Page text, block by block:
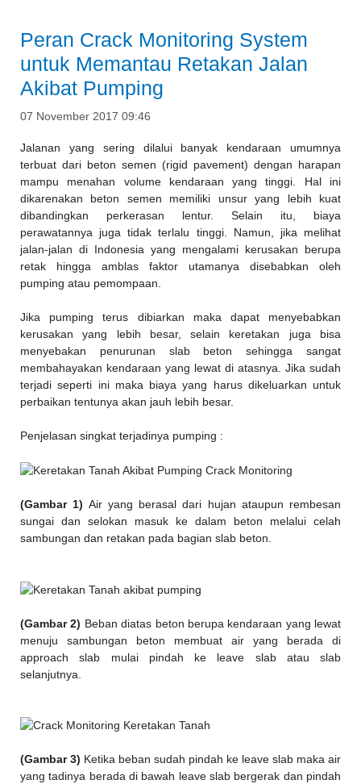
Peran Crack Monitoring System
untuk Memantau Retakan Jalan
Akibat Pumping
07 November 2017 09:46
Jalanan yang sering dilalui banyak kendaraan umumnya
terbuat dari beton semen (rigid pavement) dengan harapan
mampu menahan volume kendaraan yang tinggi. Hal ini
dikarenakan beton semen memiliki unsur yang lebih kuat
dibandingkan perkerasan lentur. Selain itu, biaya
perawatannya juga tidak terlalu tinggi. Namun, jika melihat
jalan-jalan di Indonesia yang mengalami kerusakan berupa
retak hingga amblas faktor utamanya disebabkan oleh
pumping atau pemompaan.
Jika pumping terus dibiarkan maka dapat menyebabkan
kerusakan yang lebih besar, selain keretakan juga bisa
menyebakan penurunan slab beton sehingga sangat
membahayakan kendaraan yang lewat di atasnya. Jika sudah
terjadi seperti ini maka biaya yang harus dikeluarkan untuk
perbaikan tentunya akan jauh lebih besar.
Penjelasan singkat terjadinya pumping :
(Gambar 1) Air yang berasal dari hujan ataupun rembesan
sungai dan selokan masuk ke dalam beton melalui celah
sambungan dan retakan pada bagian slab beton.
(Gambar 2) Beban diatas beton berupa kendaraan yang lewat
menuju sambungan beton membuat air yang berada di
approach slab mulai pindah ke leave slab atau slab
selanjutnya.
(Gambar 3) Ketika beban sudah pindah ke leave slab maka air
yang tadinya berada di bawah leave slab bergerak dan pindah